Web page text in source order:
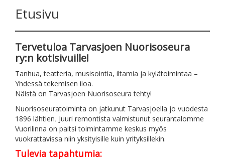
Etusivu
Tervetuloa Tarvasjoen Nuorisoseura
ry:n kotisivuille!
Tanhua, teatteria, musisointia, iltamia ja kylätoimintaa –
Yhdessä tekemisen iloa.
Näistä on Tarvasjoen Nuorisoseura tehty!
Nuorisoseuratoiminta on jatkunut Tarvasjoella jo vuodesta
1896 lähtien. Juuri remontista valmistunut seurantalomme
Vuorilinna on paitsi toimintamme keskus myös
vuokrattavissa niin yksityisille kuin yrityksillekin.
Tulevia tapahtumia: